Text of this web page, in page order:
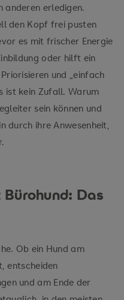
anderen erledigen.
den Kopf frei pusten
es mit frischer Energie
oder hilft ein
und „einfach
ist kein Zufall. Warum
sein können und
durch ihre Anwesenheit,
Das
Ob ein Hund am
entscheiden
und am Ende der